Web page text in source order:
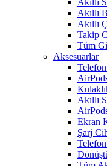
Akıllı
Akıllı
Akıllı
Takip
Tüm
Aksesuarlar
Telefon
Akıllı
Ekran
Şarj